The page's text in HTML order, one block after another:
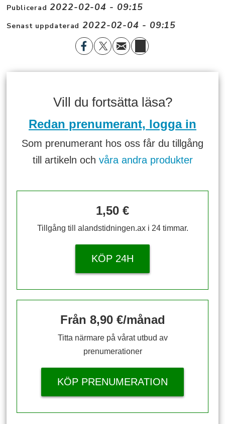
Publicerad 2022-02-04 - 09:15
Senast uppdaterad 2022-02-04 - 09:15
Vill du fortsätta läsa?
Redan prenumerant, logga in
Som prenumerant hos oss får du tillgång
till artikeln och våra andra produkter
1,50 €
Tillgång till alandstidningen.ax i 24 timmar.
KÖP 24H
Från 8,90 €/månad
Titta närmare på vårat utbud av
prenumerationer
KÖP PRENUMERATION